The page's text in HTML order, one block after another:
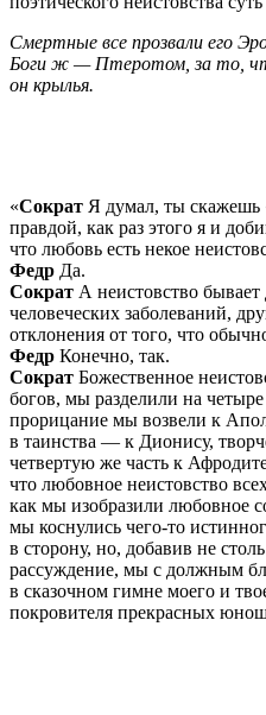
Смертные все прозвали его
Боги ж — Птеротом, за то,
он крылья.
«Сократ Я думал, ты
правдой, как раз этого я и
что любовь есть некое
Федр Да.
Сократ А неистовство
человеческих заболеваний,
отклонения от того, что
Федр Конечно, так.
Сократ Божественное
богов, мы разделили на
прорицание мы возвели к
в таинства — к Дионису,
четвертую же часть к
что любовное неистовство
как мы изобразили любовное
мы коснулись чего-то
в сторону, но, добавив не
рассуждение, мы с должным
в сказочном гимне моего и
покровителя прекрасных